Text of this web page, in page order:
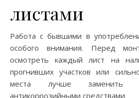
листами
Работа с бывшими в
особого внимания. Перед
осмотреть каждый лист на
прогнивших участков или
места лучше заменить
антикоррозийными средствами.